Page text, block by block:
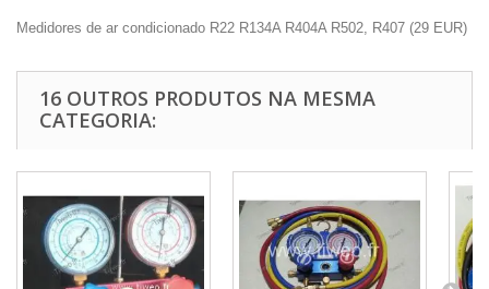
Medidores de ar condicionado R22 R134A R404A R502, R407 (29 EUR)
16 OUTROS PRODUTOS NA MESMA
CATEGORIA: